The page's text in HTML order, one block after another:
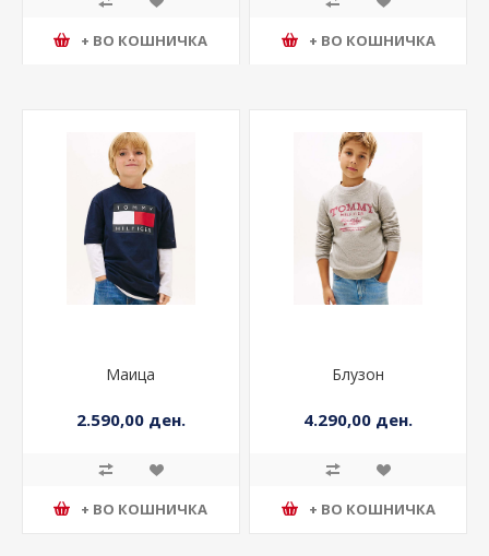
+ ВО КОШНИЧКА + ВО КОШНИЧКА
Маица
2.590,00 ден.
+ ВО КОШНИЧКА
Блузон
4.290,00 ден.
+ ВО КОШНИЧКА